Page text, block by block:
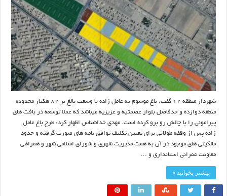
شهردار منطقه ۱۲ گفت: باغ موسوم به عامل زاده با وسعت بالغ بر ۸۲ هکتار محدوده
منطقه دوازده و حدفاصل بلوار عصمتیه و عزیزیه میباشد که عملا توسعه در بافت های
پیرامونی را با چالش رو برو کرده است. مهدی خداشناس اظهار کرد: طرح باغ عامل
زاده پس از وقفه طولانی برای تعیین تکلیف توافق نامه های صورت گرفته و حدود
مالکیتی های موجود در آن به همت مدیریت شهری و شورای اسلامی شهر و همراهی
معاونت عمرانی استانداری و …
بیشتر بخوانید »